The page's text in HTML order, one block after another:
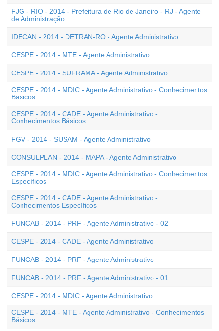
FJG - RIO - 2014 - Prefeitura de Rio de Janeiro - RJ - Agente
de Administração
IDECAN - 2014 - DETRAN-RO - Agente Administrativo
CESPE - 2014 - MTE - Agente Administrativo
CESPE - 2014 - SUFRAMA - Agente Administrativo
CESPE - 2014 - MDIC - Agente Administrativo - Conhecimentos
Básicos
CESPE - 2014 - CADE - Agente Administrativo -
Conhecimentos Básicos
FGV - 2014 - SUSAM - Agente Administrativo
CONSULPLAN - 2014 - MAPA - Agente Administrativo
CESPE - 2014 - MDIC - Agente Administrativo - Conhecimentos
Específicos
CESPE - 2014 - CADE - Agente Administrativo -
Conhecimentos Específicos
FUNCAB - 2014 - PRF - Agente Administrativo - 02
CESPE - 2014 - CADE - Agente Administrativo
FUNCAB - 2014 - PRF - Agente Administrativo
FUNCAB - 2014 - PRF - Agente Administrativo - 01
CESPE - 2014 - MDIC - Agente Administrativo
CESPE - 2014 - MTE - Agente Administrativo - Conhecimentos
Básicos